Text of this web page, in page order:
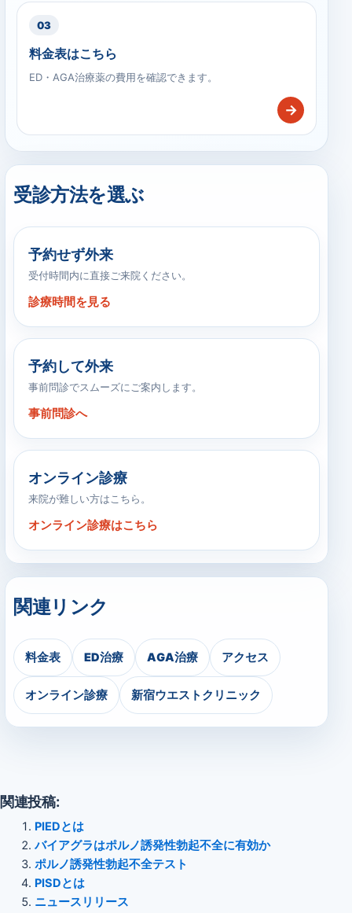
03
料金表はこちら
ED・AGA治療薬の費用を確認できます。
→
受診方法を選ぶ
予約せず外来
受付時間内に直接ご来院ください。
診療時間を見る
予約して外来
事前問診でスムーズにご案内します。
事前問診へ
オンライン診療
来院が難しい方はこちら。
オンライン診療はこちら
関連リンク
料金表 ED治療 AGA治療 アクセス
オンライン診療 新宿ウエストクリニック
関連投稿:
PIEDとは
バイアグラはポルノ誘発性勃起不全に有効か
ポルノ誘発性勃起不全テスト
PISDとは
ニュースリリース